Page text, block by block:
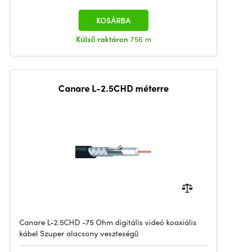
Külső raktáron 756 m
KOSÁRBA
Canare L-2.5CHD méterre
Canare L-2.5CHD -75 Ohm digitális videó koaxiális
kábel Szuper alacsony veszteségű